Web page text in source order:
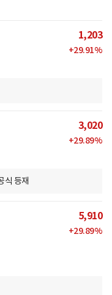
1,203
+29.91%
3,020
+29.89%
식 등재
5,910
+29.89%